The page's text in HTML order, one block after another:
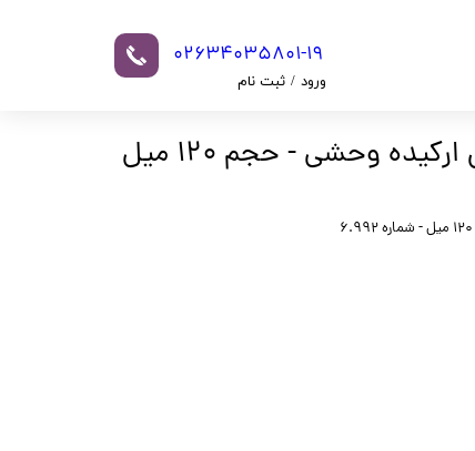
02634035801-19​​​​​​​​​​​​​​
ورود / ثبت نام
تغییر گذر واژه رنگ موی آتوسا رویال ارکیده وحشی - حجم 120 میل